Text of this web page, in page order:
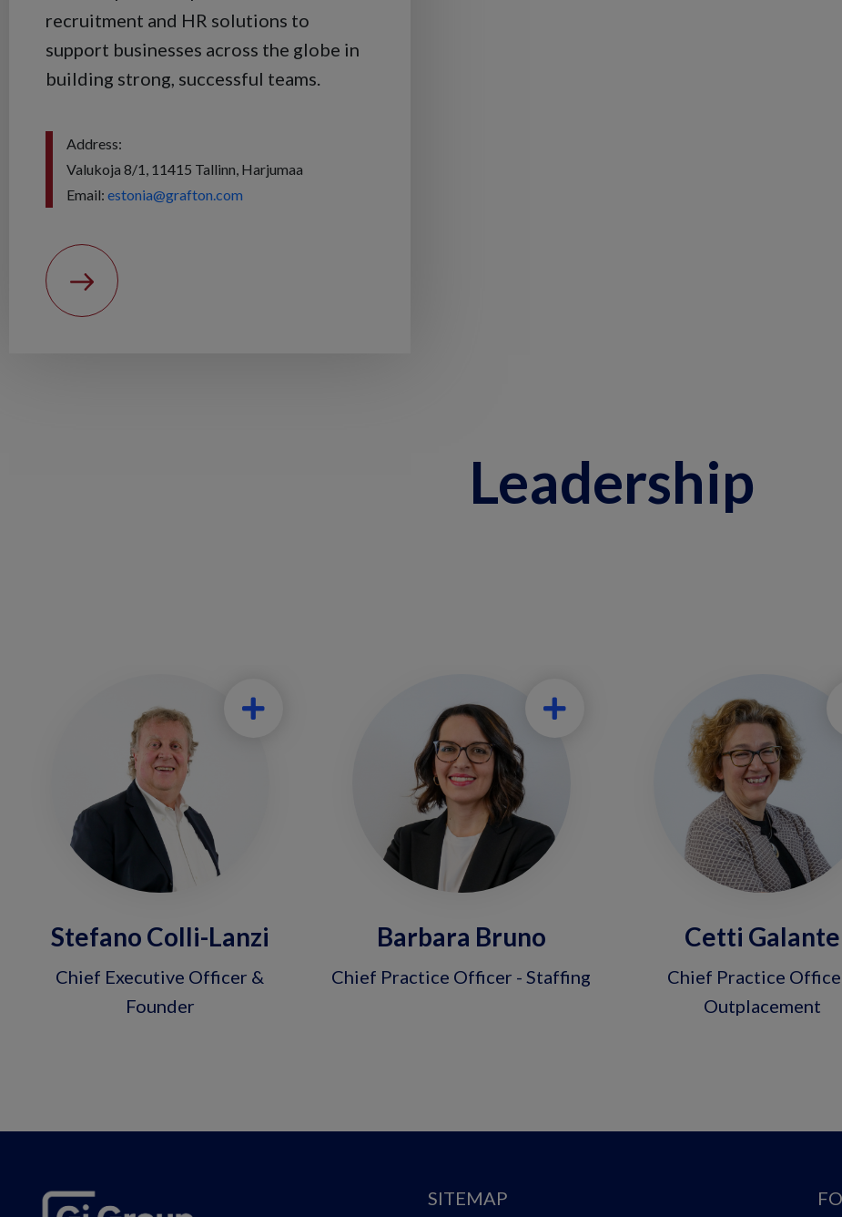
recruitment and HR solutions to
support businesses across the globe in
building strong, successful teams.
Address:
Valukoja 8/1, 11415 Tallinn, Harjumaa
Email: estonia@grafton.com
Leadership
Stefano Colli-Lanzi
Chief Executive Officer &
Founder
Barbara Bruno
Chief Practice Officer - Staffing
Cetti Galante
Chief Practice
Outplacement
SITEMAP